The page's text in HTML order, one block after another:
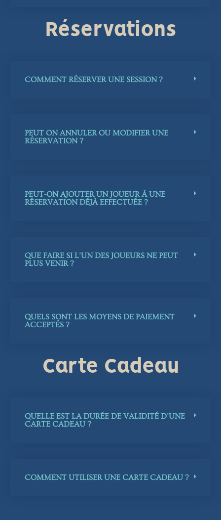
Réservations
COMMENT RÉSERVER UNE SESSION ?
PEUT ON ANNULER OU MODIFIER UNE
RÉSERVATION ?
PEUT-ON AJOUTER UN JOUEUR À UNE
RÉSERVATION DÉJÀ EFFECTUÉE ?
QUE FAIRE SI L’UN DES JOUEURS NE PEUT
PLUS VENIR ?
QUELS SONT LES MOYENS DE PAIEMENT
ACCEPTÉS ?
Carte Cadeau
QUELLE EST LA DURÉE DE VALIDITÉ D’UNE
CARTE CADEAU ?
COMMENT UTILISER UNE CARTE CADEAU ?